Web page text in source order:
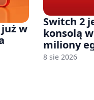
w
Switch 2
konsolą
miliony
8 sie 2026